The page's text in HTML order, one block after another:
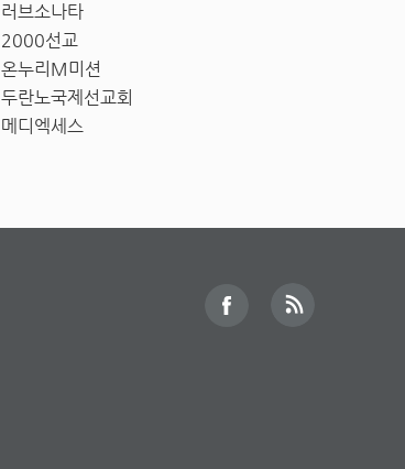
러브소나타
2000선교
온누리M미션
두란노국제선교회
메디엑세스